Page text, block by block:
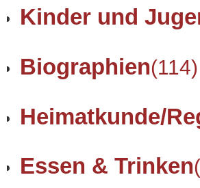
Kinder und
Biographien(114)
Heimatkunde/
Essen & Trinken